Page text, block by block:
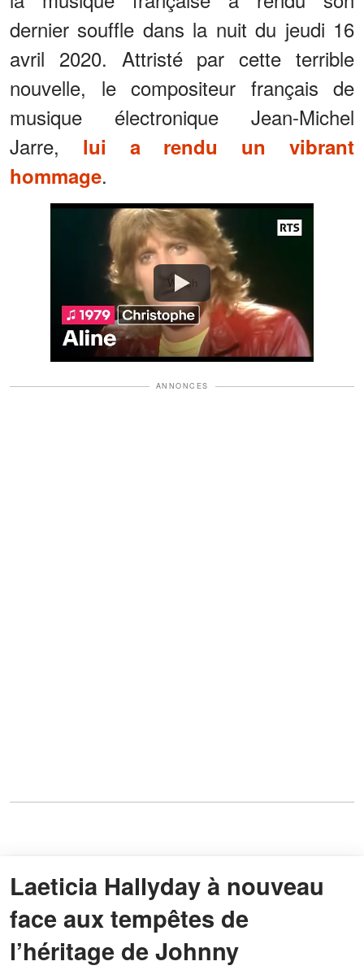
dernier souffle dans la nuit du jeudi 16
avril 2020. Attristé par cette terrible
nouvelle, le compositeur français de
musique électronique Jean-Michel
Jarre, lui a rendu un vibrant
hommage.
Watch
ANNONCES
Laeticia Hallyday à nouveau
face aux tempêtes de
l’héritage de Johnny